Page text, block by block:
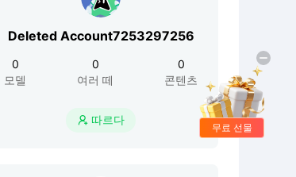
Deleted Account7253297256
0
모델
0
여러 떼
0
콘텐츠
 따르다
무료 선물